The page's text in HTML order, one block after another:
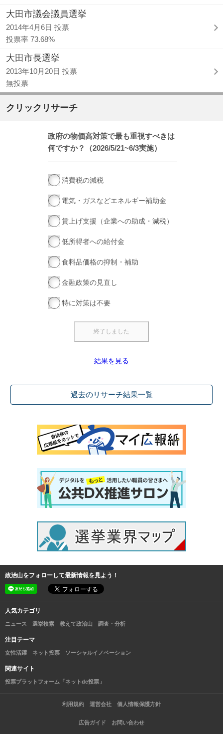
大田市議会議員選挙
2014年4月6日 投票
投票率 73.68%
大田市長選挙
2013年10月20日 投票
無投票
クリックリサーチ
政府の物価高対策で最も重視すべきは
何ですか？（2026/5/21~6/3実施）
消費税の減税
電気・ガスなどエネルギー補助金
賃上げ支援（企業への助成・減税）
低所得者への給付金
食料品価格の抑制・補助
金融政策の見直し
特に対策は不要
結果を見る
過去のリサーチ結果一覧
政治山をフォローして最新情報を見よう！
人気カテゴリ
ニュース 選挙検索 教えて政治山 調査・分析
注目テーマ
女性活躍 ネット投票 ソーシャルイノベーション
関連サイト
投票プラットフォーム「ネットde投票」
利用規約 運営会社 個人情報保護方針
広告ガイド お問い合わせ